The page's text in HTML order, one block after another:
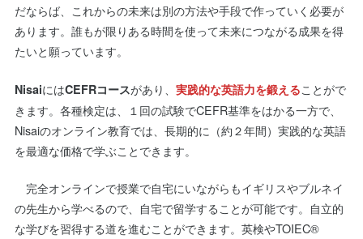
だならば、これからの未来は別の方法や手段で作っていく必要が
あります。誰もが限りある時間を使って未来につながる成果を得
たいと願っています。
NisaiにはCEFRコースがあり、 実践的な英語力を鍛えることがで
きます。各種検定は、１回の試験でCEFR基準をはかる一方で、
Nisaiのオンライン教育では、長期的に（約２年間）実践的な英語
を最適な価格で学ぶことできます。
完全オンラインで授業で自宅にいながらもイギリスやブルネイ
の先生から学べるので、自宅で留学することが可能です。自立的
な学びを習得する道を進むことができます。英検やTOIEC®